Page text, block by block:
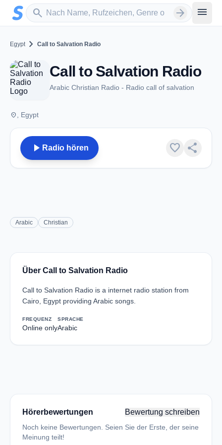
Zum Hauptinhalt springen
search
Sender suchen arrow_forward menu
Egypt chevron_right Call to Salvation Radio
Call to Salvation Radio
Arabic Christian Radio - Radio call of salvation
place , Egypt
play_arrow Radio hören favorite share
Arabic Christian
Über Call to Salvation Radio
Call to Salvation Radio is a internet radio station from
Cairo, Egypt providing Arabic songs.
FREQUENZ
Online only
SPRACHE
Arabic
Hörerbewertungen Bewertung schreiben
Noch keine Bewertungen. Seien Sie der Erste, der seine
Meinung teilt!